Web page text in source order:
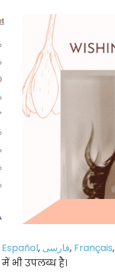
Español, فارسی, Français,
में भी उपलब्ध है।